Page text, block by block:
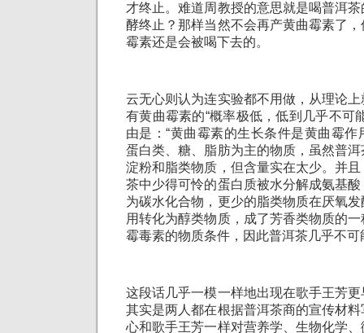
才终止。难道周教授的意思就是喝普洱
酵终止？那样当然不会再产黄曲霉素了
霉素还是会被喝下去的。
云无心则认为连实验都不用做，从理论
有黄曲霉素的“概率极低，低到几乎不可
由是：“黄曲霉素的生长条件是黄曲霉
蛋白类、糖、脂肪为主的物质，虽然普
淀粉和脂类物质，但含量实在太少。并
茶中少得可怜的蛋白质被水分解成氨基
为碳水化合物，更少的脂类物质在厌氧
用转化为醇类物质，成了芳香类物质的
霉毒素的物质条件，因此普洱茶几乎不可
这段话几乎一模一样地出现在歌手王芳
其实是两人都在根据普洱茶商的宣传材
心和歌手王芳一样对营养学、生物化学